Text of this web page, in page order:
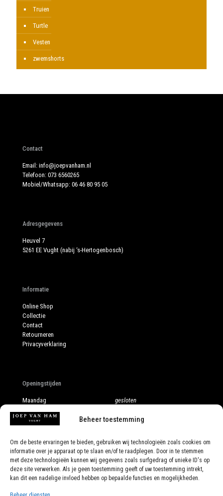
Beheer toestemming
Om de beste ervaringen te bieden, gebruiken wij technologieën zoals cookies om
informatie over je apparaat op te slaan en/of te raadplegen. Door in te stemmen
met deze technologieën kunnen wij gegevens zoals surfgedrag of unieke ID's op
deze site verwerken. Als je geen toestemming geeft of uw toestemming intrekt,
kan dit een nadelige invloed hebben op bepaalde functies en mogelijkheden.
Truien
Turtle
Vesten
zwemshorts
Contact
Email: info@joepvanham.nl
Telefoon: 073 6560265
Mobiel/Whatsapp: 06 46 80 95 05
Adresgegevens
Heuvel 7
5261 EE Vught (nabij ‘s-Hertogenbosch)
Informatie
Online Shop
Collectie
Contact
Retourneren
Privacyverklaring
Openingstijden
Maandag
Woensdag
Vrijdag
Zaterdag
gesloten
10:00 - 17:30
10:00 - 17:30
10:00 - 17:00
Ook op afspraak